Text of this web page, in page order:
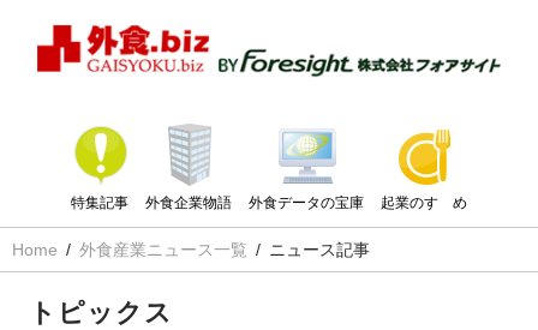
特集記事 外食企業物語 外食データの宝庫 起業のすゝめ
Home 外食産業ニュース一覧 ニュース記事
トピックス